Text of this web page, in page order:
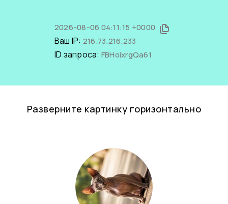
2026-08-06 04:11:15 +0000
Ваш IP: 216.73.216.233
ID запроса: FBHoixrgQa61
Разверните картинку горизонтально